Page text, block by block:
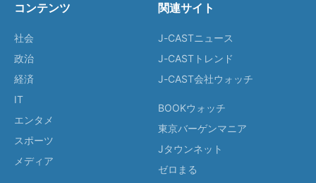
コンテンツ
社会
政治
経済
IT
エンタメ
スポーツ
メディア
関連サイト
J-CASTニュース
J-CASTトレンド
J-CAST会社ウォッチ
BOOKウォッチ
東京バーゲンマニア
Jタウンネット
ゼロまる